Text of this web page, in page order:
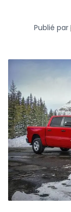
Publié par